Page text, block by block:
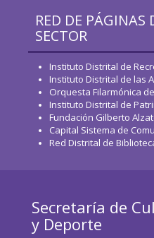
RED DE PÁGINAS
SECTOR
Instituto Distrital de
Instituto Distrital de las
Orquesta Filarmónica
Instituto Distrital de
Fundación Gilberto
Capital Sistema de
Red Distrital de
Secretaría de
y Deporte